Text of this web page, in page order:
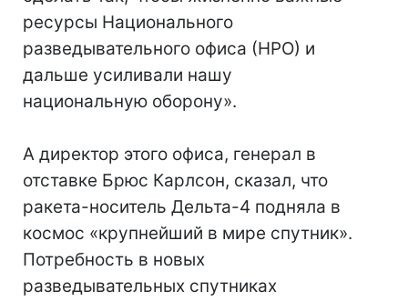
ресурсы Национального
разведывательного офиса (НРО) и
дальше усиливали нашу
национальную оборону».
А директор этого офиса, генерал в
отставке Брюс Карлсон, сказал, что
ракета-носитель Дельта-4 подняла в
космос «крупнейший в мире спутник».
Потребность в новых
разведывательных спутниках